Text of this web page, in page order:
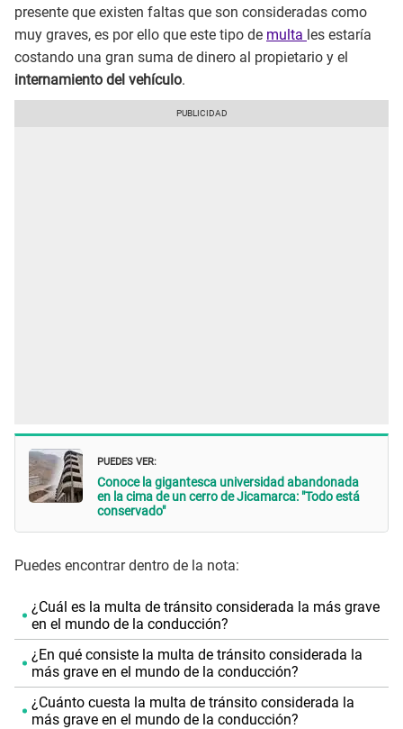
presente que existen faltas que son consideradas como
muy graves, es por ello que este tipo de multa les estaría
costando una gran suma de dinero al propietario y el
internamiento del vehículo.
PUEDES VER:
Conoce la gigantesca universidad abandonada
en la cima de un cerro de Jicamarca: "Todo está
conservado"
Puedes encontrar dentro de la nota:
¿Cuál es la multa de tránsito considerada la más grave
en el mundo de la conducción?
¿En qué consiste la multa de tránsito considerada la
más grave en el mundo de la conducción?
¿Cuánto cuesta la multa de tránsito considerada la
más grave en el mundo de la conducción?